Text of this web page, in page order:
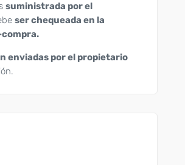
suministrada por el
ser chequeada en la
enviadas por el propietario